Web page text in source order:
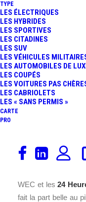
TYPE
LES ÉLECTRIQUES
LES HYBRIDES
LES SPORTIVES
LES CITADINES
LES SUV
LES VÉHICULES
LES AUTOMOBILES DE
LES COUPÉS
LES VOITURES PAS
LES CABRIOLETS
LES « SANS PERMIS »
CARTE
PRO
L’ACO
quelques semaines,
WEC et les24
fait la part belle au